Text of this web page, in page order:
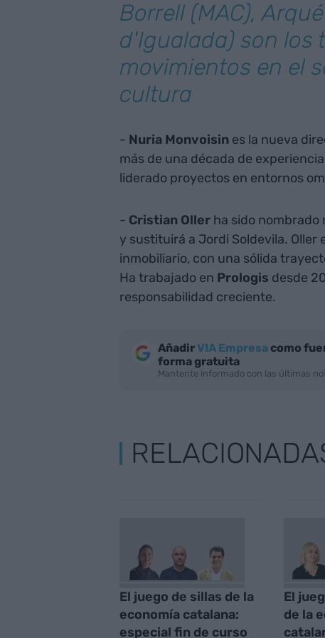
Borrell (MAC),
d'Igualada) son los
movimientos en el
cultura
- Nuria Monvoisin es la nueva
más de una década de
liderado proyectos en entornos
- Cristian Ollerha sido nombrado
y sustituirá a Jordi Soldevila.
inmobiliario, con una sólida
Ha trabajado en Prologis desde
responsabilidad creciente.
AñadirVIA Empresacomo
forma gratuita
Mantente informado con las últimas
El juego de sillas de la
economía catalana:
especial fin de curso
El
de la